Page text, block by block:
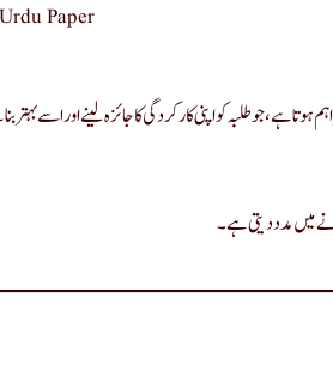
Paper
ہے، جو طلبہ کو اپنی کارکردگی کا جائزہ لینے اور اسے بہتر
میں مدد دیتی ہے۔